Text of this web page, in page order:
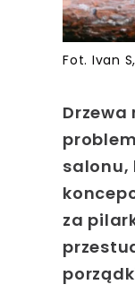
Fot. Ivan
Drzewa
salonu,
za